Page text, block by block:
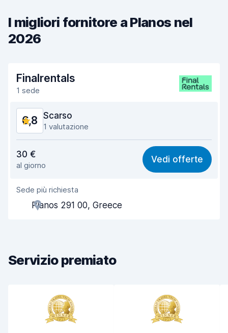
I migliori fornitore a Planos nel
2026
Finalrentals
1 sede
6,8 Scarso
1 valutazione
5,9
Facile da trovare 8,2
Gentilezza degli agenti
Rapidità del ritiro
Pulizia del veicolo
30 €
al giorno
Vedi offerte
Sede più richiesta
Planos 291 00, Greece
Servizio premiato